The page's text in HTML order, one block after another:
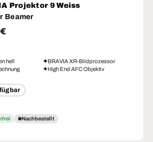
Projektor 9 Weiss
Beamer
hell
BRAVIA XR-Bildprozessor
High End AFC Objektiv
Nachbestellt